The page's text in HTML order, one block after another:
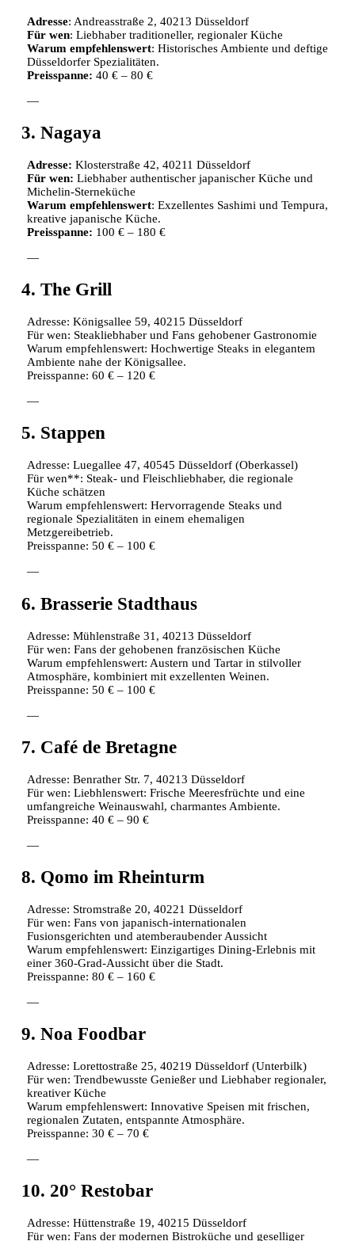
Adresse: Andreasstraße 2, 40213 Düsseldorf
Für wen: Liebhaber traditioneller, regionaler Küche
Warum empfehlenswert: Historisches Ambiente und deftige
Düsseldorfer Spezialitäten.
Preisspanne: 40 € – 80 €
—
3. Nagaya
Adresse: Klosterstraße 42, 40211 Düsseldorf
Für wen: Liebhaber authentischer japanischer Küche und
Michelin-Sterneküche
Warum empfehlenswert: Exzellentes Sashimi und Tempura,
kreative japanische Küche.
Preisspanne: 100 € – 180 €
—
4. The Grill
Adresse: Königsallee 59, 40215 Düsseldorf
Für wen: Steakliebhaber und Fans gehobener Gastronomie
Warum empfehlenswert: Hochwertige Steaks in elegantem
Ambiente nahe der Königsallee.
Preisspanne: 60 € – 120 €
—
5. Stappen
Adresse: Luegallee 47, 40545 Düsseldorf (Oberkassel)
Für wen**: Steak- und Fleischliebhaber, die regionale
Küche schätzen
Warum empfehlenswert: Hervorragende Steaks und
regionale Spezialitäten in einem ehemaligen
Metzgereibetrieb.
Preisspanne: 50 € – 100 €
—
6. Brasserie Stadthaus
Adresse: Mühlenstraße 31, 40213 Düsseldorf
Für wen: Fans der gehobenen französischen Küche
Warum empfehlenswert: Austern und Tartar in stilvoller
Atmosphäre, kombiniert mit exzellenten Weinen.
Preisspanne: 50 € – 100 €
—
7. Café de Bretagne
Adresse: Benrather Str. 7, 40213 Düsseldorf
Für wen: Liebhlenswert: Frische Meeresfrüchte und eine
umfangreiche Weinauswahl, charmantes Ambiente.
Preisspanne: 40 € – 90 €
—
8. Qomo im Rheinturm
Adresse: Stromstraße 20, 40221 Düsseldorf
Für wen: Fans von japanisch-internationalen
Fusionsgerichten und atemberaubender Aussicht
Warum empfehlenswert: Einzigartiges Dining-Erlebnis mit
einer 360-Grad-Aussicht über die Stadt.
Preisspanne: 80 € – 160 €
—
9. Noa Foodbar
Adresse: Lorettostraße 25, 40219 Düsseldorf (Unterbilk)
Für wen: Trendbewusste Genießer und Liebhaber regionaler,
kreativer Küche
Warum empfehlenswert: Innovative Speisen mit frischen,
regionalen Zutaten, entspannte Atmosphäre.
Preisspanne: 30 € – 70 €
—
10. 20° Restobar
Adresse: Hüttenstraße 19, 40215 Düsseldorf
Für wen: Fans der modernen Bistroküche und geselliger